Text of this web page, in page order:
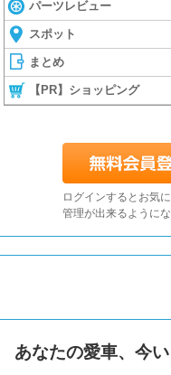
パーツレビュー
スポット
まとめ
【PR】ショッピング
ログインするとお気
管理が出来るように
あなたの愛車、今い